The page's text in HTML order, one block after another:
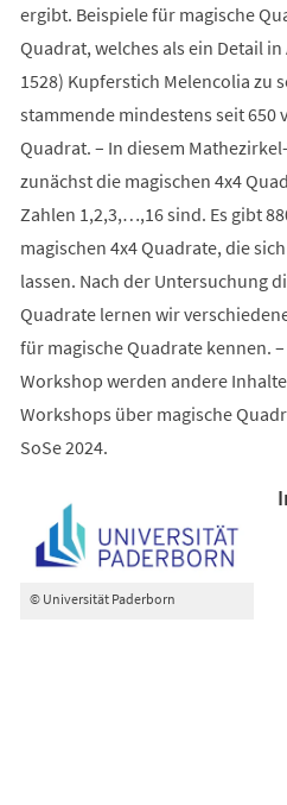
ergibt. Beispiele für magische
Quadrat, welches als ein Detail
1528) Kupferstich Melencolia zu
stammende mindestens seit 650
Quadrat. – In diesem
zunächst die magischen 4x4
Zahlen 1,2,3,…,16 sind. Es gibt
magischen 4x4 Quadrate, die
lassen. Nach der Untersuchung
Quadrate lernen wir
für magische Quadrate kennen.
Workshop werden andere
Workshops über magische
SoSe 2024.
© Universität Paderborn